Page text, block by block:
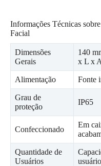
Informações Técnicas
Facial
Dimensões
Gerais
140
x L x
Alimentação Fonte
Grau de
proteção
IP65
Confeccionado
Em
Quantidade de
Usuários